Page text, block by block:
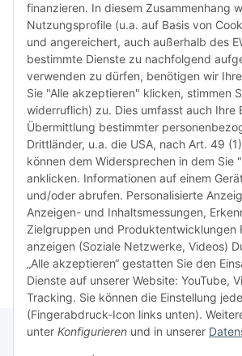
Weiter
finanzieren. In diesem Zusammenhang
Nutzungsprofile (u.a. auf Basis von
und angereichert, auch außerhalb des
bestimmte Dienste zu nachfolgend
verwenden zu dürfen, benötigen wir
Sie "Alle akzeptieren" klicken, stimmen
widerruflich) zu. Dies umfasst auch Ihre
Übermittlung bestimmter
Drittländer, u.a. die USA, nach Art. 49
können dem Widersprechen in dem Sie
anklicken. Informationen auf einem
und/oder abrufen. Personalisierte
Anzeigen- und Inhaltsmessungen,
Zielgruppen und Produktentwicklungen
anzeigen (Soziale Netzwerke, Videos)
„Alle akzeptieren“ gestatten Sie den
Dienste auf unserer Website: YouTube,
Tracking. Sie können die Einstellung
(Fingerabdruck-Icon links unten).
unter Konfigurieren und in unserer